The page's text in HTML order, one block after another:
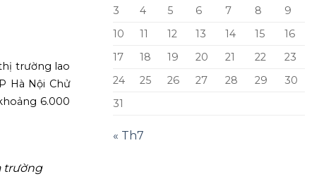
trường lao
Hà Nội Chử
6.000
trường
3
4 5 6 7 8
9
10
11 12 13 14 15
16
17
18 19 20 21 22
23
24
25 26 27 28 29
30
31
« Th7